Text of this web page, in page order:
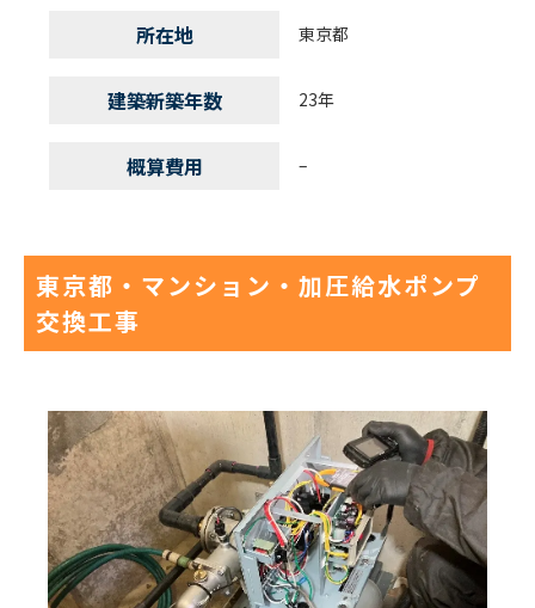
所在地 東京都
建築新築年数 23年
概算費用 –
東京都・マンション・加圧給水ポンプ
交換工事